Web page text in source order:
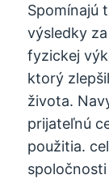
Spomínajú
výsledky
fyzickej
ktorý
života.
prijateľnú
použitia.